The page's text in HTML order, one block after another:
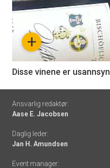
akkurat
nå
6
+
Disse vinene er
Footer
-
links
Ansvarlig redaktør:
Aase E. Jacobsen
Daglig leder:
Jan H. Amundsen
Event manager: